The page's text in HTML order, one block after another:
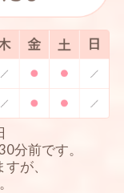
分前です。
が、